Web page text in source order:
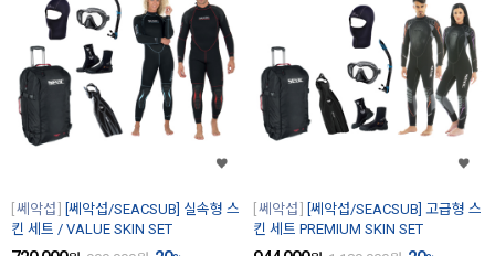
쎄악섭
[쎄악섭/SEACSUB] 실속형 스
킨 세트 / VALUE SKIN SET
쎄악섭
[쎄악섭/SEACSUB] 고급형 스
킨 세트 PREMIUM SKIN SET